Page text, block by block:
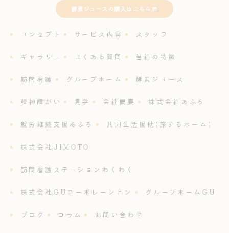
酵素ジュースの購入はこちら
コンセプト サービス内容 スタッフ
ギャラリー よくある質問 当社の特徴
訪問看護 グループホーム 酵素ジュース
精神障がい 見学 会社概要 株式会社あふろ
就労継続支援あふろ 共同生活援助(旅するホーム)
株式会社JIMOTO
訪問看護ステーションわくわく
株式会社GUコーポレーション グループホームGU
ブログ コラム お問い合わせ